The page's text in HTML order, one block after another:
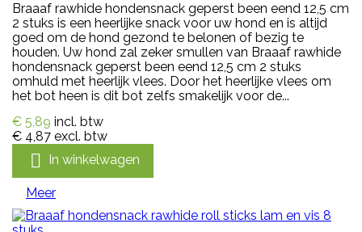
Braaaf rawhide hondensnack geperst been eend 12,5 cm
2 stuks is een heerlijke snack voor uw hond en is altijd
goed om de hond gezond te belonen of bezig te
houden. Uw hond zal zeker smullen van Braaaf rawhide
hondensnack geperst been eend 12,5 cm 2 stuks
omhuld met heerlijk vlees. Door het heerlijke vlees om
het bot heen is dit bot zelfs smakelijk voor de...
€ 5,89 incl. btw
€ 4,87 excl. btw
 In winkelwagen
Meer